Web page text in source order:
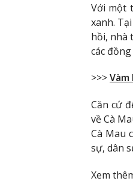
Với một
xanh.
hồi, nhà
các
>>>Vàm
Căn cứ
về Cà
Cà Mau
sự, dân
Xem